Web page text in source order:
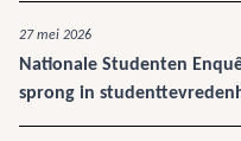
27 mei 2026
Nationale Studenten
sprong in